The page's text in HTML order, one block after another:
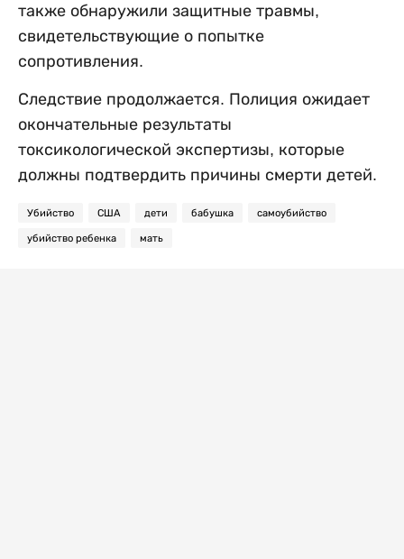
также обнаружили защитные травмы,
свидетельствующие о попытке
сопротивления.
Следствие продолжается. Полиция ожидает
окончательные результаты
токсикологической экспертизы, которые
должны подтвердить причины смерти детей.
Убийство США дети бабушка самоубийство
убийство ребенка мать